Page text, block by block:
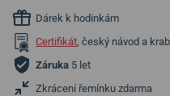
Dárek k hodinkám
Certifikát, český návod a
Záruka 5 let
Zkrácení řemínku zdarma